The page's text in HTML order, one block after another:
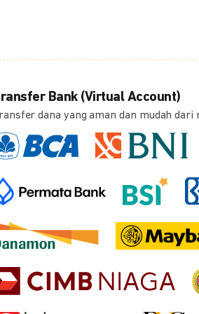
Bank (Virtual Account)
dana yang aman dan mudah dari